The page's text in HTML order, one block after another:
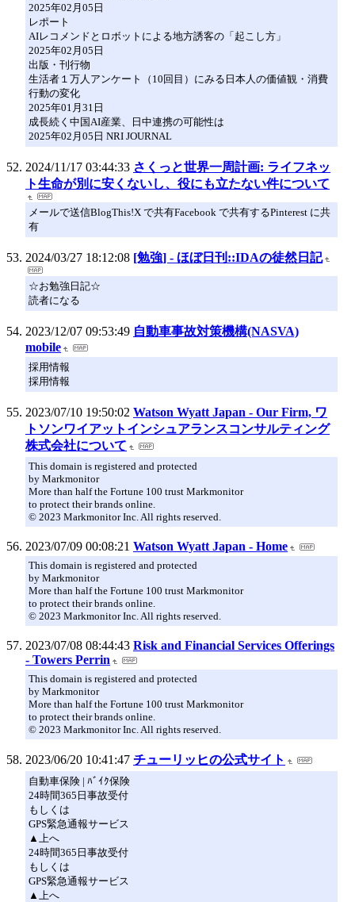
2025年02月05日
レポート
AIレコメンドとロボットによる地方誘客の「起こし方」
2025年02月05日
出版・刊行物
生活者１万人アンケート（10回目）にみる日本人の価値観・消費
行動の変化
2025年01月31日
成長続く中国AI産業、日中連携の可能性は
2025年02月05日 NRI JOURNAL
2024/11/17 03:44:33 さくっと世界一周計画: ライフネッ
ト生命が別に安くないし、役にも立たない件について
メールで送信BlogThis!X で共有Facebook で共有するPinterest に共
有
2024/03/27 18:12:08 [勉強] - ほぼ日刊::IDAの徒然日記
☆お勉強日記☆
読者になる
2023/12/07 09:53:49 自動車事故対策機構(NASVA)
mobile
採用情報
採用情報
2023/07/10 19:50:02 Watson Wyatt Japan - Our Firm, ワ
トソンワイアットインシュアランスコンサルティング
株式会社について
This domain is registered and protected
by Markmonitor
More than half the Fortune 100 trust Markmonitor
to protect their brands online.
© 2023 Markmonitor Inc. All rights reserved.
2023/07/09 00:08:21 Watson Wyatt Japan - Home
This domain is registered and protected
by Markmonitor
More than half the Fortune 100 trust Markmonitor
to protect their brands online.
© 2023 Markmonitor Inc. All rights reserved.
2023/07/08 08:44:43 Risk and Financial Services Offerings
- Towers Perrin
This domain is registered and protected
by Markmonitor
More than half the Fortune 100 trust Markmonitor
to protect their brands online.
© 2023 Markmonitor Inc. All rights reserved.
2023/06/20 10:41:47 チューリッヒの公式サイト
自動車保険 | ﾊﾞｲｸ保険
24時間365日事故受付
もしくは
GPS緊急通報サービス
▲上へ
24時間365日事故受付
もしくは
GPS緊急通報サービス
▲上へ